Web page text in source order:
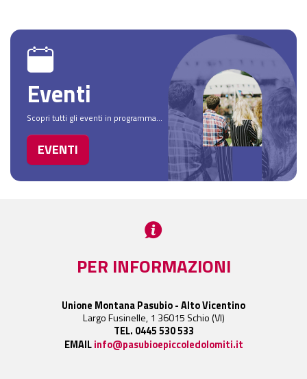
Eventi
Scopri tutti gli eventi in programma...
EVENTI
PER INFORMAZIONI
Unione Montana Pasubio - Alto Vicentino
Largo Fusinelle, 1 36015 Schio (VI)
TEL. 0445 530 533
EMAILinfo@pasubioepiccoledolomiti.it